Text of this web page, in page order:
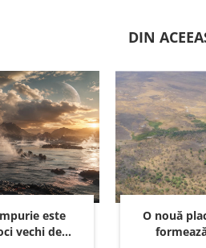
DIN
este
vechi de...
O nouă